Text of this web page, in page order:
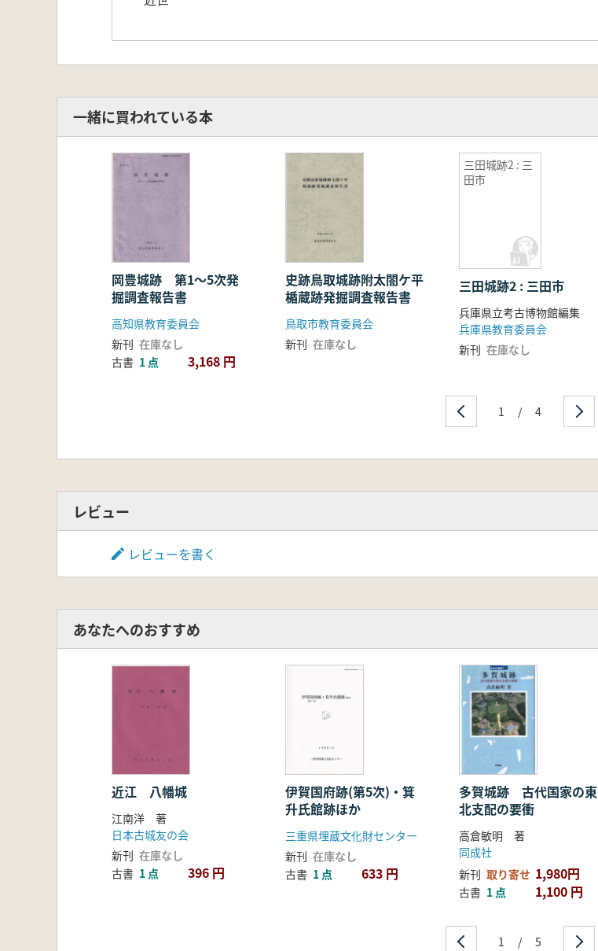
一緒に買われている本
岡豊城跡 第1〜5次発
掘調査報告書
高知県教育委員会
新刊 在庫なし
古書 1 点 3,168 円
史跡鳥取城跡附太閤ケ平
楯蔵跡発掘調査報告書
鳥取市教育委員会
新刊 在庫なし
三田城跡2 : 三
田市
三田城跡2 : 三田市
兵庫県立考古博物館編集
兵庫県教育委員会
新刊 在庫なし
1 / 4
レビュー
レビューを書く
あなたへのおすすめ
近江 八幡城
江南洋 著
日本古城友の会
新刊 在庫なし
古書 1 点 396 円
伊賀国府跡(第5次)・箕
升氏館跡ほか
三重県埋蔵文化財センター
新刊 在庫なし
古書 1 点 633 円
多賀城跡 古代国家の東
北支配の要衝
高倉敏明 著
同成社
新刊 取り寄せ 1,980円
古書 1 点 1,100 円
1 / 5